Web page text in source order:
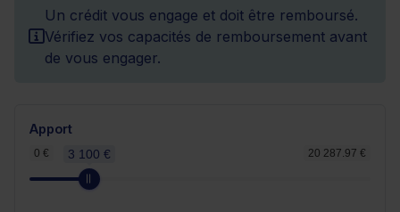
Un crédit vous engage et doit être remboursé.
Vérifiez vos capacités de remboursement avant
de vous engager.
Apport
0 € 20 287.97 €
3 100 €